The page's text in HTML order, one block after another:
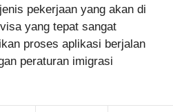
pekerjaan yang akan di
yang tepat sangat
proses aplikasi berjalan
peraturan imigrasi